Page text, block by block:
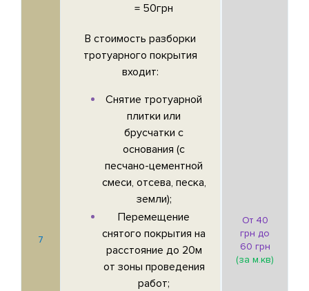
7
= 50грн
В стоимость разборки
тротуарного покрытия
входит:
Снятие тротуарной
плитки или
брусчатки с
основания (с
песчано-цементной
смеси, отсева, песка,
земли);
Перемещение
снятого покрытия на
расстояние до 20м
от зоны проведения
работ;
От 40
грн до
60 грн
(за м.кв)